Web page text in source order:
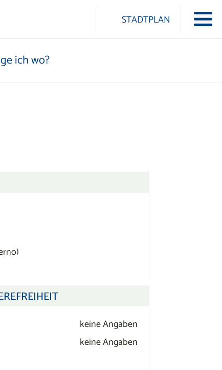
ICON-LINDUA LINDUA-
STADTPLAN
ich wo?
keine Angaben
keine Angaben